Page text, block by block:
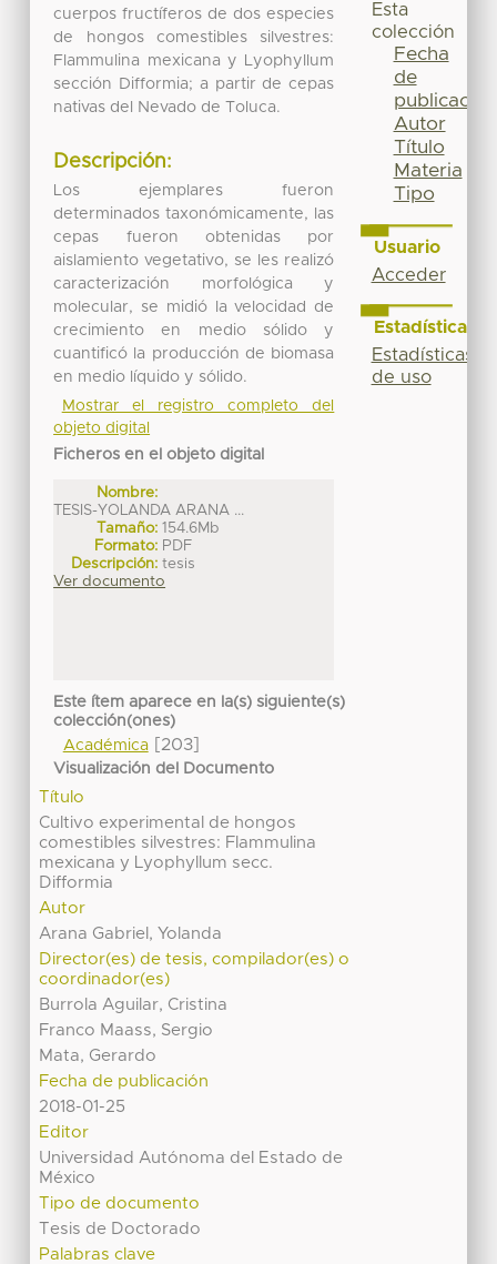
cuerpos fructíferos de dos especies
de hongos comestibles silvestres:
Flammulina mexicana y Lyophyllum
sección Difformia; a partir de cepas
nativas del Nevado de Toluca.
Descripción:
Los ejemplares fueron
determinados taxonómicamente, las
cepas fueron obtenidas por
aislamiento vegetativo, se les realizó
caracterización morfológica y
molecular, se midió la velocidad de
crecimiento en medio sólido y
cuantificó la producción de biomasa
en medio líquido y sólido.
Mostrar el registro completo del
objeto digital
Ficheros en el objeto digital
Nombre:
TESIS-YOLANDA ARANA ...
Tamaño: 154.6Mb
Formato: PDF
Descripción: tesis
Ver documento
Este ítem aparece en la(s) siguiente(s)
colección(ones)
Académica[203]
Visualización del Documento
Título
Cultivo experimental de hongos
comestibles silvestres: Flammulina
mexicana y Lyophyllum secc.
Difformia
Autor
Arana Gabriel, Yolanda
Director(es) de tesis, compilador(es) o
coordinador(es)
Burrola Aguilar, Cristina
Franco Maass, Sergio
Mata, Gerardo
Fecha de publicación
2018-01-25
Editor
Universidad Autónoma del Estado de
México
Tipo de documento
Tesis de Doctorado
Palabras clave
Esta
colección
Fecha
de
publicación
Autor
Título
Materia
Tipo
Usuario
Acceder
Estadísticas
Estadísticas
de uso